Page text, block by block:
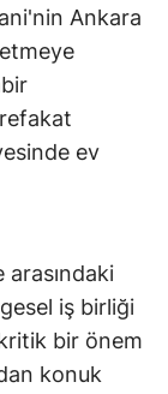
Ankara
ev
iş birliği
kritik bir önem
konuk